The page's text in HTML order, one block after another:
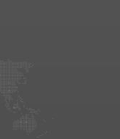
по обобщению